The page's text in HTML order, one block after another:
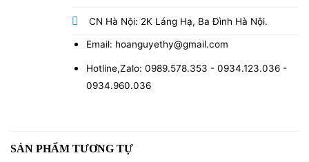
CN Hà Nội: 2K Láng Hạ, Ba Đình Hà Nội.
Email: hoanguyethy@gmail.com
Hotline,Zalo: 0989.578.353 - 0934.123.036 -
0934.960.036
SẢN PHẨM TƯƠNG TỰ